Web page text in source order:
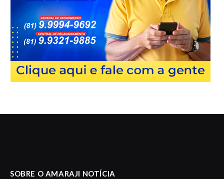
SOBRE O AMARAJI NOTÍCIA